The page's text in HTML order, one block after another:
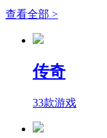
查看全部 >
传奇
33款游戏